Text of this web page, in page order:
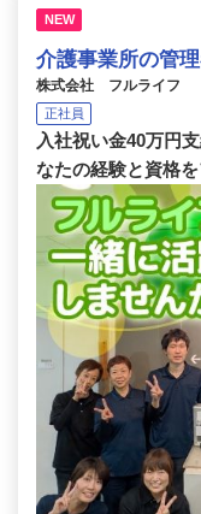
NEW
介護事業所の管
株式会社 フルライフ
正社員
入社祝い金40万円
なたの経験と資格